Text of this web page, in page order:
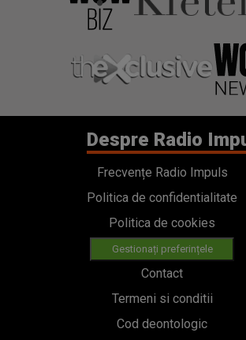
Despre Radio
Frecvențe Radio Impuls
Politica de confidentialitate
Politica de cookies
Gestionați preferințele
Contact
Termeni si conditii
Cod deontologic